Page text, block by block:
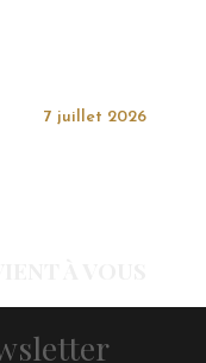
7 juillet 2026